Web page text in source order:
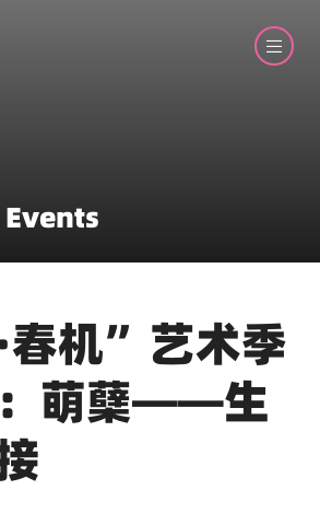
春机”艺术季
萌蘖——生